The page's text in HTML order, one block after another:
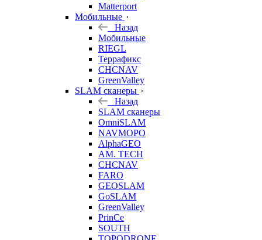
Matterport
Мобильные
Назад
Мобильные
RIEGL
Террафикс
CHCNAV
GreenValley
SLAM сканеры
Назад
SLAM сканеры
OmniSLAM
NAVMOPO
AlphaGEO
AM. TECH
CHCNAV
FARO
GEOSLAM
GoSLAM
GreenValley
PrinCe
SOUTH